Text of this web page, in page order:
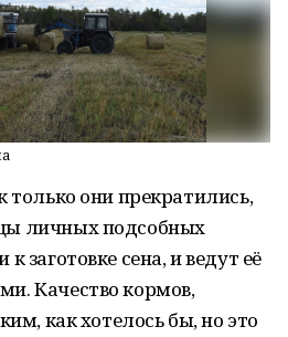
только они прекратились,
личных подсобных
заготовке сена, и ведут её
Качество кормов,
как хотелось бы, но это